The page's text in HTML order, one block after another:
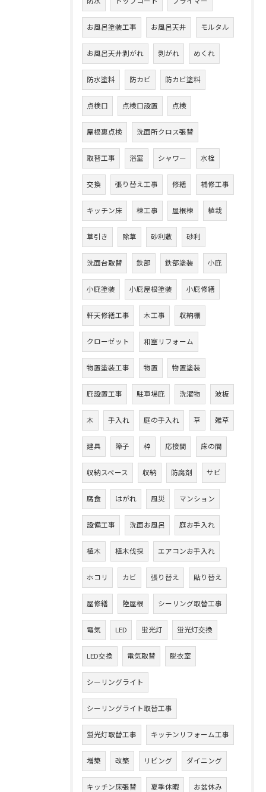
お風呂塗装工事 お風呂天井 モルタル
お風呂天井剥がれ 剥がれ めくれ
防水塗料 防カビ 防カビ塗料
点検口 点検口設置 点検
屋根裏点検 洗面所クロス張替
取替工事 浴室 シャワー 水栓
交換 張り替え工事 修繕 補修工事
キッチン床 棟工事 屋根棟 植栽
草引き 除草 砂利敷 砂利
洗面台取替 鉄部 鉄部塗装 小庇
小庇塗装 小庇屋根塗装 小庇修繕
軒天修繕工事 木工事 収納棚
クローゼット 和室リフォーム
物置塗装工事 物置 物置塗装
庇設置工事 駐車場庇 洗濯物 波板
木 手入れ 庭の手入れ 草 雑草
建具 障子 枠 応接間 床の間
収納スペース 収納 防腐剤 サビ
腐食 はがれ 風災 マンション
設備工事 洗面お風呂 庭お手入れ
植木 植木伐採 エアコンお手入れ
ホコリ カビ 張り替え 貼り替え
屋修繕 陸屋根 シーリング取替工事
電気 LED 蛍光灯 蛍光灯交換
LED交換 電気取替 脱衣室
シーリングライト
シーリングライト取替工事
蛍光灯取替工事 キッチンリフォーム工事
増築 改築 リビング ダイニング
キッチン床張替 夏季休暇 お盆休み